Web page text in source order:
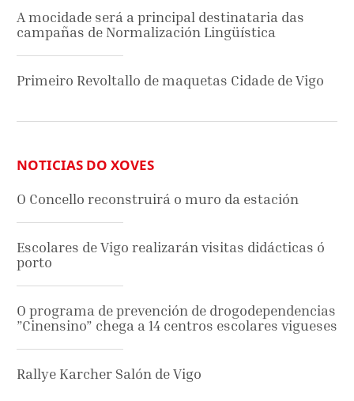
A mocidade será a principal destinataria das
campañas de Normalización Lingüística
Primeiro Revoltallo de maquetas Cidade de Vigo
NOTICIAS DO XOVES
O Concello reconstruirá o muro da estación
Escolares de Vigo realizarán visitas didácticas ó
porto
O programa de prevención de drogodependencias
”Cinensino” chega a 14 centros escolares vigueses
Rallye Karcher Salón de Vigo